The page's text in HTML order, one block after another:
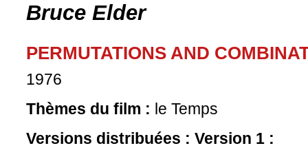
Bruce Elder
PERMUTATIONS AND
1976
Thèmes du film : le Temps
Versions distribuées : Version 1 :